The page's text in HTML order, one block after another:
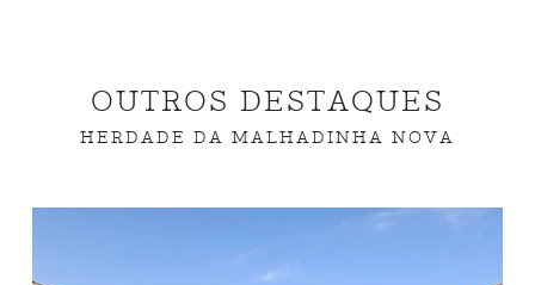
OUTROS DESTAQUES
HERDADE DA MALHADINHA NOVA